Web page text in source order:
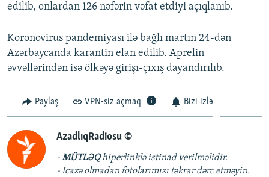
edilib, onlardan 126 nəfərin vəfat etdiyi açıqlanıb.
Koronovirus pandemiyası ilə bağlı martın 24-dən
Azərbaycanda karantin elan edilib. Aprelin
əvvəllərindən isə ölkəyə girişı-çıxış dayandırılıb.
Paylaş VPN-siz açmaq Bizi izlə
AzadlıqRadiosu ©
-MÜTLƏQhiperlinklə istinad verilməlidir.
- İcazə olmadan fotolarımızı təkrar dərc etməyin.